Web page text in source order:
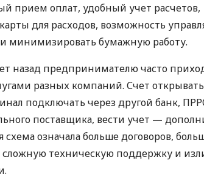
прием оплат, удобный учет расчетов,
для расходов, возможность
минимизировать бумажную работу.
назад предпринимателю часто
разных компаний. Счет
подключать через другой банк,
поставщика, вести учет —
схема означала больше договоров,
сложную техническую поддержку и